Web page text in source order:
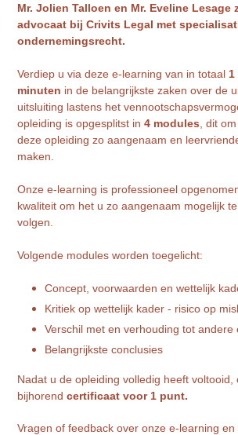
Mr. Jolien Talloen en Mr. Eveline Lesage
advocaat bij Crivits Legal met
ondernemingsrecht.
Verdiep u via deze e-learning van in totaal 1
minuten in de belangrijkste zaken over de
uitsluiting lastens het
opleiding is opgesplitst in 4 modules, dit
deze opleiding zo aangenaam en
maken.
Onze e-learning is professioneel
kwaliteit om het u zo aangenaam mogelijk
volgen.
Volgende modules worden toegelicht:
Concept, voorwaarden en wettelijk
Kritiek op wettelijk kader - risico op
Verschil met en verhouding tot andere
Belangrijkste conclusies
Nadat u de opleiding volledig heeft voltooid,
bijhorend certificaat voor 1 punt.
Vragen of feedback over onze e-learning